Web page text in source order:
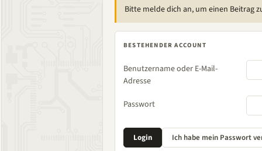
Bitte melde dich an, um einen Beitrag
BESTEHENDER ACCOUNT
Benutzername oder E-Mail-
Adresse
Passwort